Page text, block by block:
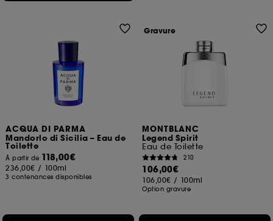
ACQUA DI PARMA
Mandorlo di Sicilia – Eau de
Toilette
À partir de 118,00€
236,00€ / 100ml
3 contenances disponibles
MONTBLANC
Legend Spirit
Eau de Toilette
210
106,00€
106,00€ / 100ml
Option gravure
Gravure